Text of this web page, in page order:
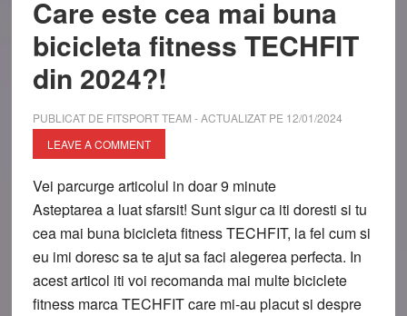
Care este cea mai buna
bicicleta fitness TECHFIT
din 2024?!
PUBLICAT DE FITSPORT TEAM - ACTUALIZAT PE 12/01/2024
LEAVE A COMMENT
Vei parcurge articolul in doar9 minute
Asteptarea a luat sfarsit! Sunt sigur ca iti doresti si tu
cea mai buna bicicleta fitness TECHFIT, la fel cum si
eu imi doresc sa te ajut sa faci alegerea perfecta. In
acest articol iti voi recomanda mai multe biciclete
fitness marca TECHFIT care mi-au placut si despre